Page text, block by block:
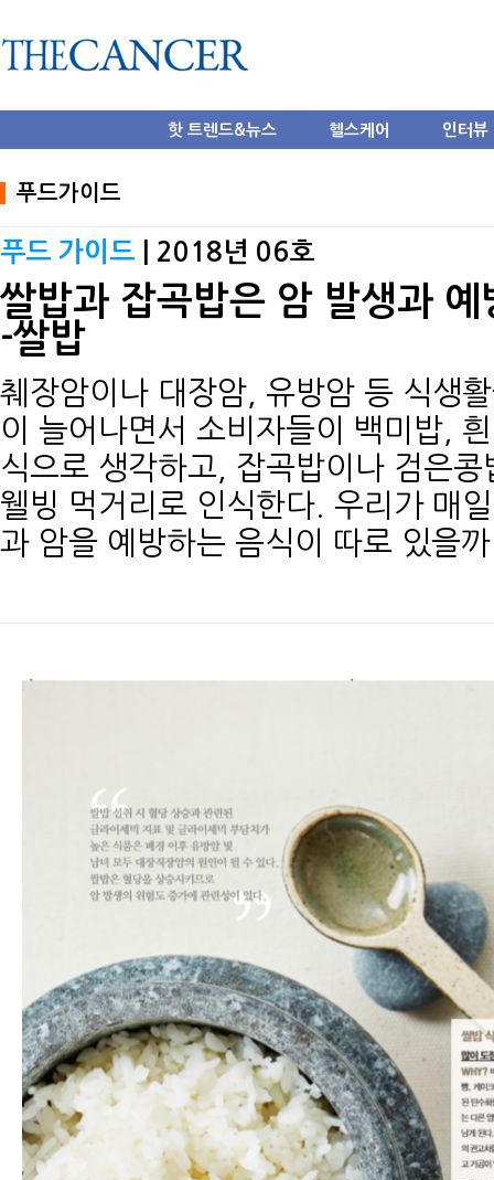
핫 트렌드&뉴스 헬스케어 인터뷰
푸드가이드
푸드 가이드 | 2018년 06호
쌀밥과 잡곡밥은 암 발생과
-쌀밥
췌장암이나 대장암, 유방암 등 식생
이 늘어나면서 소비자들이 백미밥,
식으로 생각하고, 잡곡밥이나 검은
웰빙 먹거리로 인식한다. 우리가 매
과 암을 예방하는 음식이 따로 있을